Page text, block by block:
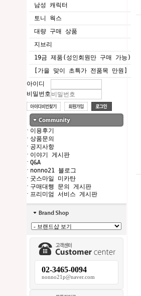
남성 캐릭터
토니 웍스
대량 구매 상품
지브리
19금 제품(성인회원만 구매 가능)
[가을 맞이 초특가 전품목 만원]
아이디
비밀번호
· 이용후기
· 상품문의
· 공지사항
· 이야기 게시판
· Q&A
· nonno21 블로그
· 굿스마일 미카탄
· 구매대행 문의 게시판
· 프리미엄 서비스 게시판
02-3465-0094
nonno21p@naver.com